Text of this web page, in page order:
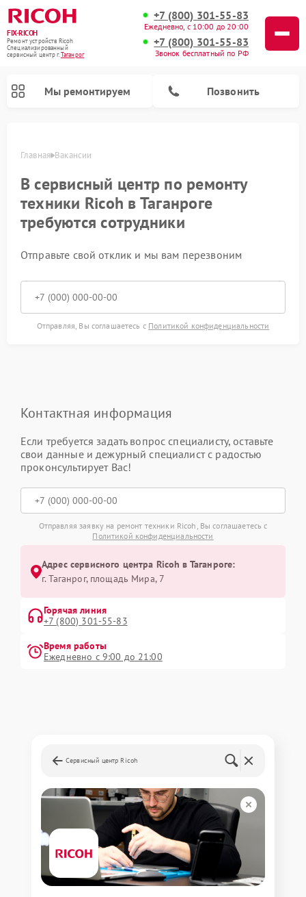
FIX-RICOH
Ремонт устройств Ricoh
Специализированный
cервисный центр г.Таганрог
+7 (800) 301-55-83
Ежедневно, с 10:00 до 20:00
+7 (800) 301-55-83
Звонок бесплатный по РФ
Мы ремонтируем Позвонить
Главная Вакансии
В сервисный центр по ремонту
техники Ricoh в Таганроге
требуются сотрудники
Отправьте свой отклик и мы вам перезвоним
Отправляя, Вы соглашаетесь с Политикой конфиденциальности
Контактная информация
Если требуется задать вопрос специалисту, оставьте
свои данные и дежурный специалист с радостью
проконсультирует Вас!
Отправляя заявку на ремонт техники Ricoh, Вы соглашаетесь с
Политикой конфиденциальности
Адрес сервисного центра Ricoh в Таганроге:
г. Таганрог, площадь Мира, 7
Горячая линия
+7 (800) 301-55-83
Время работы
Ежедневно с 9:00 до 21:00
Сервисный центр Ricoh